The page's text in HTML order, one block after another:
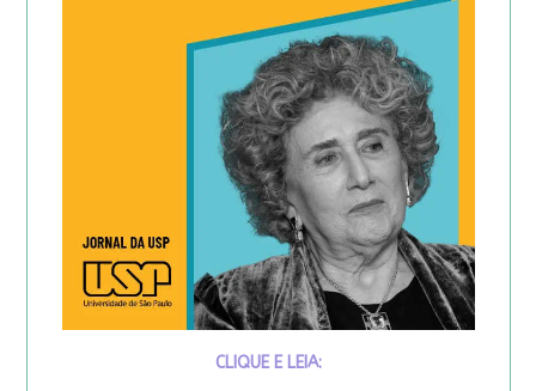
CLIQUE E LEIA: